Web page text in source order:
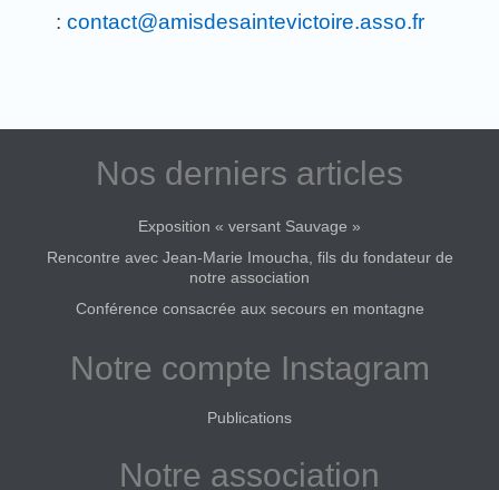
: contact@amisdesaintevictoire.asso.fr
Nos derniers articles
Exposition « versant Sauvage »
Rencontre avec Jean-Marie Imoucha, fils du fondateur de
notre association
Conférence consacrée aux secours en montagne
Notre compte Instagram
Publications
Notre association